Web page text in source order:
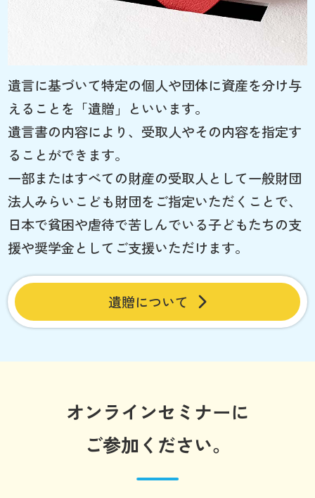
遺言に基づいて特定の個人や団体に資産を分け与
えることを「遺贈」といいます。
遺言書の内容により、受取人やその内容を指定す
ることができます。
一部またはすべての財産の受取人として一般財団
法人みらいこども財団をご指定いただくことで、
日本で貧困や虐待で苦しんでいる子どもたちの支
援や奨学金としてご支援いただけます。
遺贈について
オンラインセミナーに
ご参加ください。